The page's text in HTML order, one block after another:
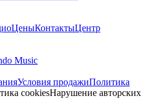
ЦеныКонтактыЦентр
Music
Условия продажиПолитика
cookiesНарушение авторских